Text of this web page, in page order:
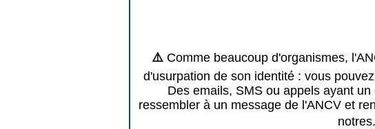
⚠️ Comme beaucoup d'organismes,
d'usurpation de son identité : vous
Des emails, SMS ou appels ayant
ressembler à un message de l'ANCV et
notres.